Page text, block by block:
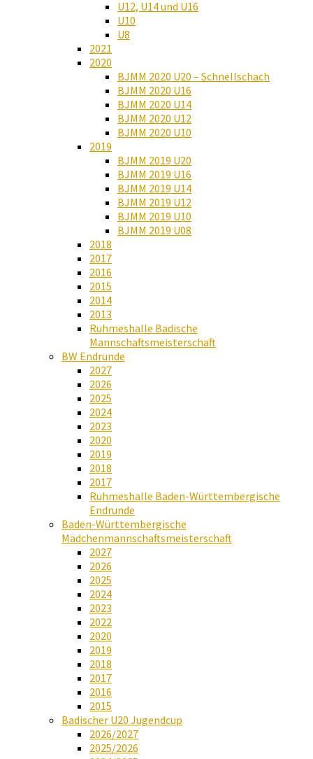
U12, U14 und U16
U10
U8
2021
2020
BJMM 2020 U20 – Schnellschach
BJMM 2020 U16
BJMM 2020 U14
BJMM 2020 U12
BJMM 2020 U10
2019
BJMM 2019 U20
BJMM 2019 U16
BJMM 2019 U14
BJMM 2019 U12
BJMM 2019 U10
BJMM 2019 U08
2018
2017
2016
2015
2014
2013
Ruhmeshalle Badische
Mannschaftsmeisterschaft
BW Endrunde
2027
2026
2025
2024
2023
2020
2019
2018
2017
Ruhmeshalle Baden-Württembergische
Endrunde
Baden-Württembergische
Mädchenmannschaftsmeisterschaft
2027
2026
2025
2024
2023
2022
2020
2019
2018
2017
2016
2015
Badischer U20 Jugendcup
2026/2027
2025/2026